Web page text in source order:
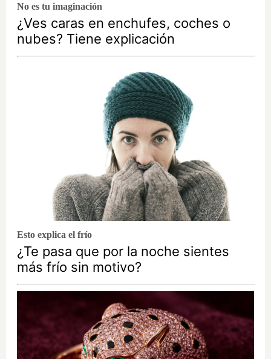
No es tu imaginación
¿Ves caras en enchufes, coches o
nubes? Tiene explicación
Esto explica el frío
¿Te pasa que por la noche sientes
más frío sin motivo?